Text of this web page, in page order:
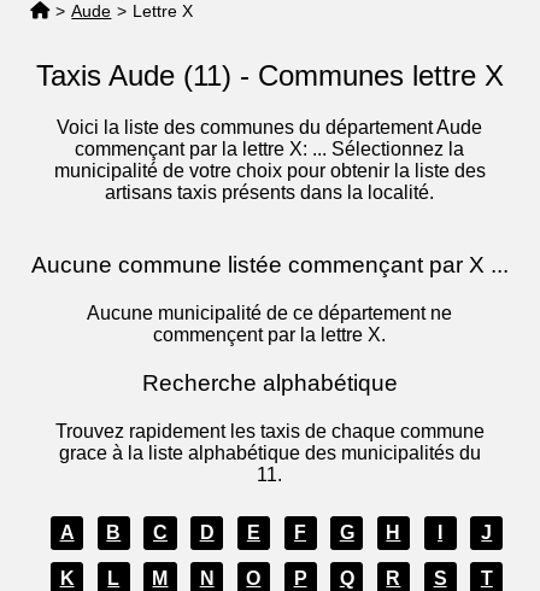
> Aude > Lettre X
Taxis Aude (11) - Communes lettre X
Voici la liste des communes du département Aude
commençant par la lettre X: ... Sélectionnez la
municipalité de votre choix pour obtenir la liste des
artisans taxis présents dans la localité.
Aucune commune listée commençant par X ...
Aucune municipalité de ce département ne
commençent par la lettre X.
Recherche alphabétique
Trouvez rapidement les taxis de chaque commune
grace à la liste alphabétique des municipalités du
11.
A B C D E F G H J
K L M N O P Q R S T